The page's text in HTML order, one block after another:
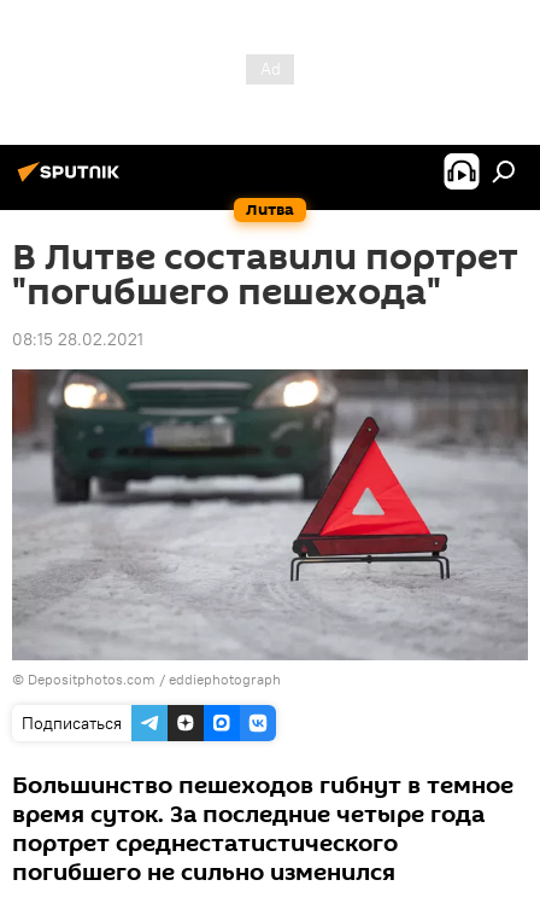
Литва
В Литве составили портрет
"погибшего пешехода"
08:15 28.02.2021
© Depositphotos.com / eddiephotograph
Подписаться
Большинство пешеходов гибнут в темное
время суток. За последние четыре года
портрет среднестатистического
погибшего не сильно изменился